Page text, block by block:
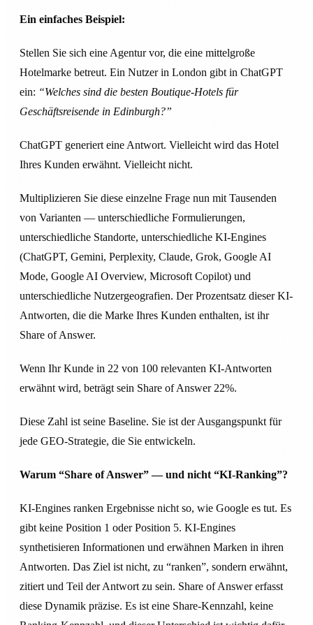
Ein einfaches Beispiel:
Stellen Sie sich eine Agentur vor, die eine mittelgroße
Hotelmarke betreut. Ein Nutzer in London gibt in ChatGPT
ein: “Welches sind die besten Boutique-Hotels für
Geschäftsreisende in Edinburgh?”
ChatGPT generiert eine Antwort. Vielleicht wird das Hotel
Ihres Kunden erwähnt. Vielleicht nicht.
Multiplizieren Sie diese einzelne Frage nun mit Tausenden
von Varianten — unterschiedliche Formulierungen,
unterschiedliche Standorte, unterschiedliche KI-Engines
(ChatGPT, Gemini, Perplexity, Claude, Grok, Google AI
Mode, Google AI Overview, Microsoft Copilot) und
unterschiedliche Nutzergeografien. Der Prozentsatz dieser KI-
Antworten, die die Marke Ihres Kunden enthalten, ist ihr
Share of Answer.
Wenn Ihr Kunde in 22 von 100 relevanten KI-Antworten
erwähnt wird, beträgt sein Share of Answer 22%.
Diese Zahl ist seine Baseline. Sie ist der Ausgangspunkt für
jede GEO-Strategie, die Sie entwickeln.
Warum “Share of Answer” — und nicht “KI-Ranking”?
KI-Engines ranken Ergebnisse nicht so, wie Google es tut. Es
gibt keine Position 1 oder Position 5. KI-Engines
synthetisieren Informationen und erwähnen Marken in ihren
Antworten. Das Ziel ist nicht, zu “ranken”, sondern erwähnt,
zitiert und Teil der Antwort zu sein. Share of Answer erfasst
diese Dynamik präzise. Es ist eine Share-Kennzahl, keine